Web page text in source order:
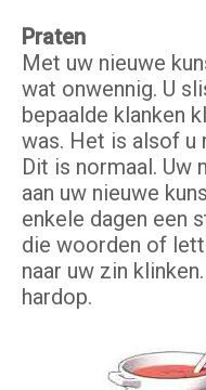
Praten
Met uw nieuwe
wat onwennig. U
bepaalde klanken
was. Het is alsof u
Dit is normaal. Uw
aan uw nieuwe
enkele dagen een
die woorden of
naar uw zin
hardop.